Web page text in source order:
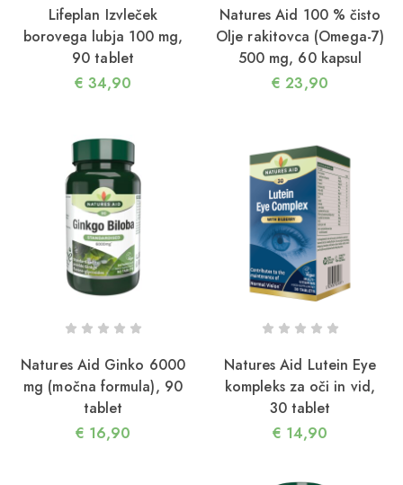
Lifeplan Izvleček
borovega lubja 100 mg,
90 tablet
€ 34,90
Natures Aid 100 % čisto
Olje rakitovca (Omega-7)
500 mg, 60 kapsul
€ 23,90
Natures Aid Ginko 6000
mg (močna formula), 90
tablet
€ 16,90
Natures Aid Lutein Eye
kompleks za oči in vid,
30 tablet
€ 14,90